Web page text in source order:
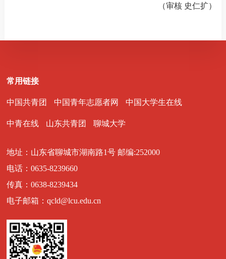
（审核 史仁扩）
常用链接
中国共青团 中国青年志愿者网 中国大学生在线
中青在线 山东共青团 聊城大学
地址：山东省聊城市湖南路1号 邮编:252000
电话：0635-8239660
传真：0638-8239434
电子邮箱：qcld@lcu.edu.cn